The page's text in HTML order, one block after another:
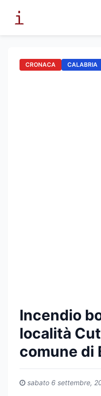
CRONACA CALABRIA
Incendio
località
comune di
sabato 6 settembre,